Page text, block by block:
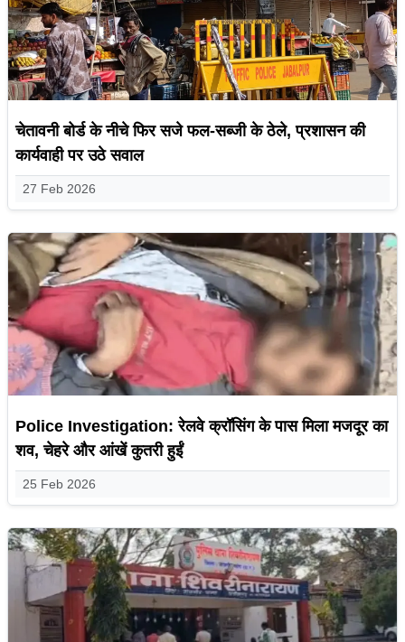
चेतावनी बोर्ड के नीचे फिर सजे फल-सब्जी के ठेले, प्रशासन की
कार्यवाही पर उठे सवाल
27 Feb 2026
Police Investigation: रेलवे क्रॉसिंग के पास मिला मजदूर का
शव, चेहरे और आंखें कुतरी हुईं
25 Feb 2026